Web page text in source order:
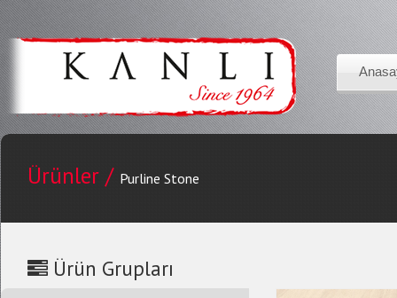
Ürünler / Purline Stone
Ürün Grupları